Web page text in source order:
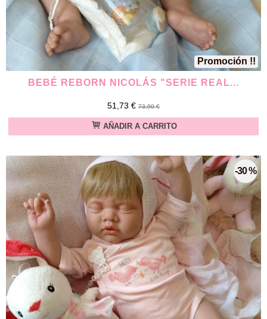
Promoción !!
BEBÉ REBORN NICOLÁS "SERIE REAL...
51,73 € 73,90 €
AÑADIR A CARRITO
-30 %